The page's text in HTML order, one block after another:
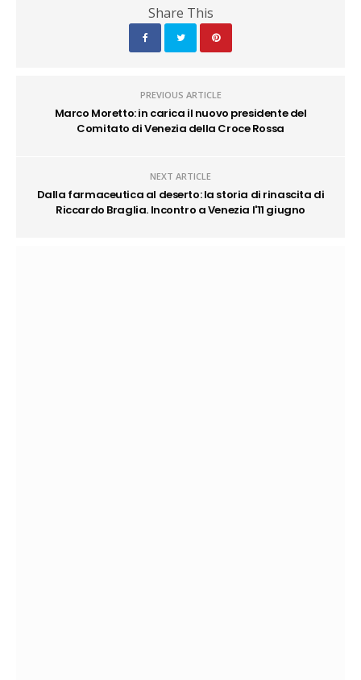
Share This
PREVIOUS ARTICLE
Marco Moretto: in carica il nuovo presidente del
Comitato di Venezia della Croce Rossa
NEXT ARTICLE
Dalla farmaceutica al deserto: la storia di rinascita di
Riccardo Braglia. Incontro a Venezia l'11 giugno